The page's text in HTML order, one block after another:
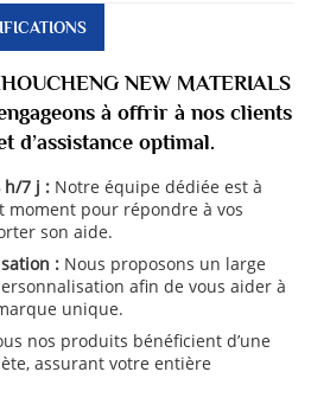
NEW MATERIALS
à offrir à nos clients
d’assistance optimal.
h/7 j : Notre équipe dédiée est à
moment pour répondre à vos
son aide.
: Nous proposons un large
afin de vous aider à
unique.
nos produits bénéficient d’une
assurant votre entière